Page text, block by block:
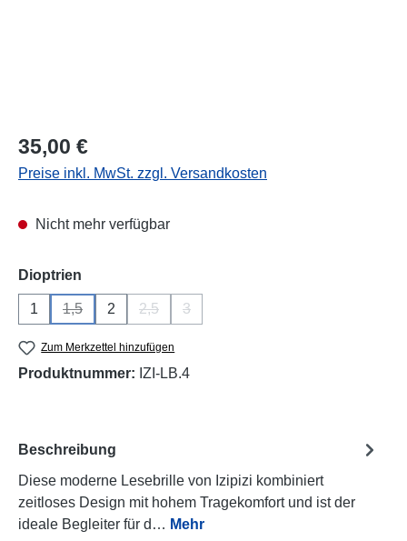
Regulärer Preis:
35,00 €
Preise inkl. MwSt. zzgl. Versandkosten
Nicht mehr verfügbar
Dioptrien
1 1,5
(Diese Option ist zurzeit nicht verfügbar.)
2 2,5
(Diese Option ist zurzeit nicht verfügbar.)
3
Zum Merkzettel hinzufügen
Produktnummer: IZI-LB.4
Beschreibung
Diese moderne Lesebrille von Izipizi kombiniert
zeitloses Design mit hohem Tragekomfort und ist der
ideale Begleiter für d… Mehr